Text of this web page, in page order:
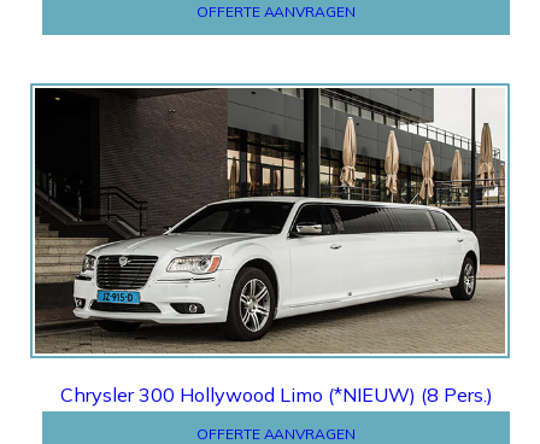
OFFERTE AANVRAGEN
Offerte
Chrysler 300 Hollywood Limo (*NIEUW) (8 Pers.)
OFFERTE AANVRAGEN